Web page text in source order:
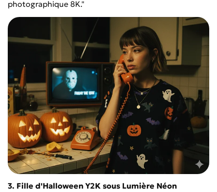
photographique 8K."
3. Fille d'Halloween Y2K sous Lumière Néon